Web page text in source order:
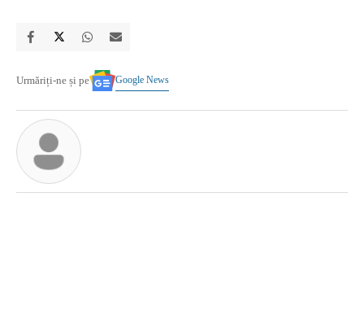
Urmăriți-ne și pe Google News